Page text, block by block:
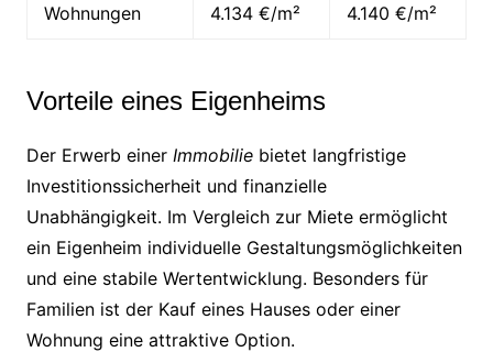
Wohnungen 4.134 €/m² 4.140 €/m²
Vorteile eines Eigenheims
Der Erwerb einer Immobiliebietet langfristige
Investitionssicherheit und finanzielle
Unabhängigkeit. Im Vergleich zur Miete ermöglicht
ein Eigenheim individuelle Gestaltungsmöglichkeiten
und eine stabile Wertentwicklung. Besonders für
Familien ist der Kauf eines Hauses oder einer
Wohnung eine attraktive Option.